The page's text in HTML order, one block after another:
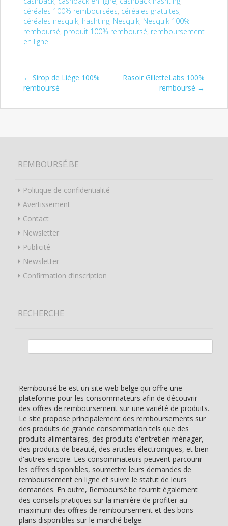
céréales 100% remboursées, céréales gratuites,
céréales nesquik, hashting, Nesquik, Nesquik 100%
remboursé, produit 100% remboursé, remboursement
en ligne.
Post navigation
← Sirop de Liège 100%
remboursé
Rasoir GilletteLabs 100%
remboursé →
REMBOURSÉ.BE
Politique de confidentialité
Avertissement
Contact
Newsletter
Publicité
Newsletter
Confirmation d’inscription
RECHERCHE
Remboursé.be est un site web belge qui offre une
plateforme pour les consommateurs afin de découvrir
des offres de remboursement sur une variété de produits.
Le site propose principalement des remboursements sur
des produits de grande consommation tels que des
produits alimentaires, des produits d'entretien ménager,
des produits de beauté, des articles électroniques, et bien
d'autres encore. Les consommateurs peuvent parcourir
les offres disponibles, soumettre leurs demandes de
remboursement en ligne et suivre le statut de leurs
demandes. En outre, Remboursé.be fournit également
des conseils pratiques sur la manière de profiter au
maximum des offres de remboursement et des bons
plans disponibles sur le marché belge.